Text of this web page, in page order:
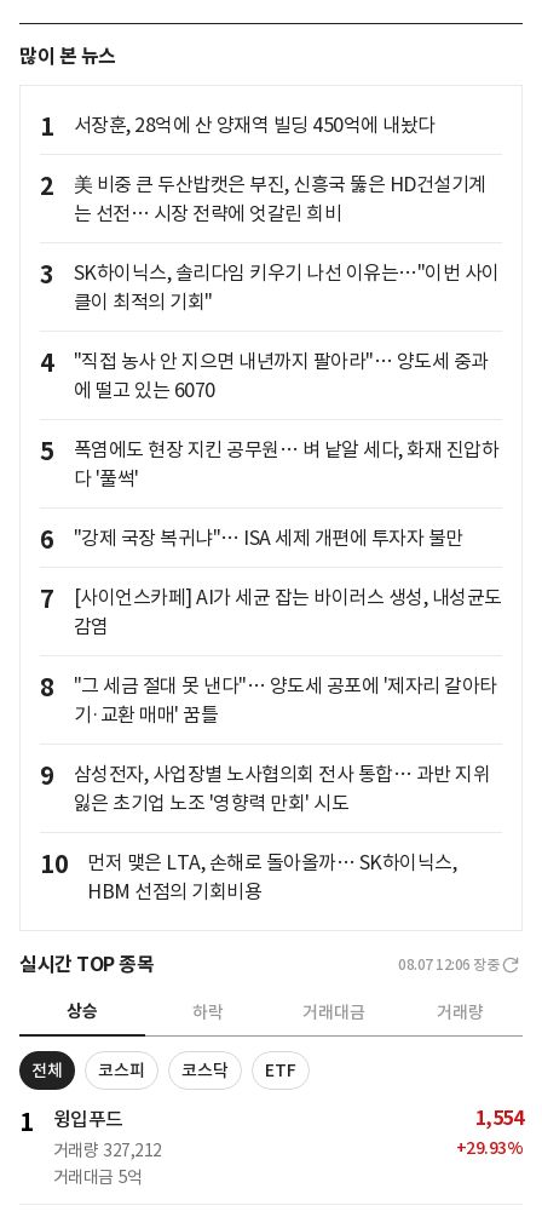
많이 본 뉴스
1 서장훈, 28억에 산 양재역 빌딩 450억에 내놨다
2
美 비중 큰 두산밥캣은 부진, 신흥국 뚫은 HD건설기계
는 선전… 시장 전략에 엇갈린 희비
3
SK하이닉스, 솔리다임 키우기 나선 이유는…"이번 사이
클이 최적의 기회"
4
"직접 농사 안 지으면 내년까지 팔아라"… 양도세 중과
에 떨고 있는 6070
5
폭염에도 현장 지킨 공무원… 벼 낱알 세다, 화재 진압하
다 '풀썩'
6 "강제 국장 복귀냐"… ISA 세제 개편에 투자자 불만
7
[사이언스카페] AI가 세균 잡는 바이러스 생성, 내성균도
감염
8
"그 세금 절대 못 낸다"… 양도세 공포에 '제자리 갈아타
기·교환 매매' 꿈틀
9
삼성전자, 사업장별 노사협의회 전사 통합… 과반 지위
잃은 초기업 노조 '영향력 만회' 시도
10
먼저 맺은 LTA, 손해로 돌아올까… SK하이닉스,
HBM 선점의 기회비용
실시간 TOP 종목 08.07 12:06 장중
상승 하락 거래대금 거래량
전체 코스피 코스닥 ETF
1 윙입푸드
거래량 327,212
거래대금 5억
1,554
+29.93%